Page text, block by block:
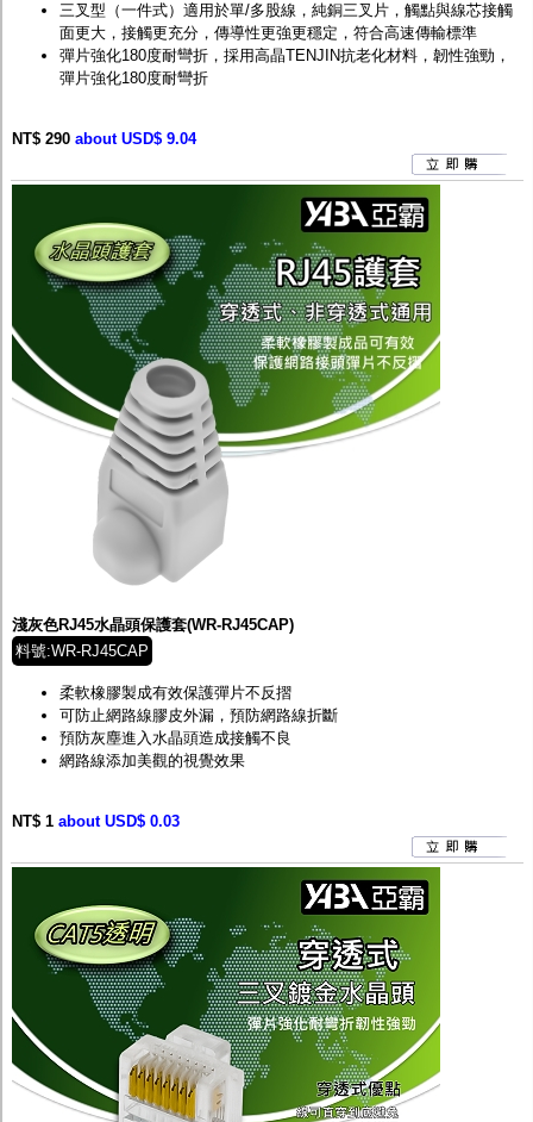
三叉型（一件式）適用於單/多股線，純銅三叉片，觸點與線芯接觸
面更大，接觸更充分，傳導性更強更穩定，符合高速傳輸標準
彈片強化180度耐彎折，採用高晶TENJIN抗老化材料，韌性強勁，
彈片強化180度耐彎折
NT$ 290 about USD$ 9.04
淺灰色RJ45水晶頭保護套(WR-RJ45CAP)
料號:WR-RJ45CAP
柔軟橡膠製成有效保護彈片不反摺
可防止網路線膠皮外漏，預防網路線折斷
預防灰塵進入水晶頭造成接觸不良
網路線添加美觀的視覺效果
NT$ 1 about USD$ 0.03